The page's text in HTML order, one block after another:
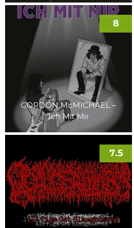
GORDON McMICHAEL –
Ich Mit Mir
8
7.5